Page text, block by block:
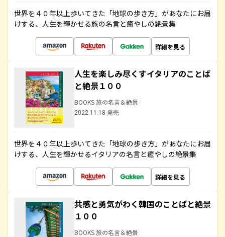
世界を４０年以上歩いてきた「地球の歩き方」があなたにお届
けする、人生を輝かせる旅の名言と癒やしの絶景集
詳細を見る
人生を楽しみ尽くすイタリアのことば
と絶景１００
BOOKS 旅の名言＆絶景
2022.11.18 発売
世界を４０年以上歩いてきた「地球の歩き方」があなたにお届
けする、人生を輝かせるイタリアの名言と癒やしの絶景集
詳細を見る
共感と勇気がわく韓国のことばと絶景
１００
BOOKS 旅の名言＆絶景